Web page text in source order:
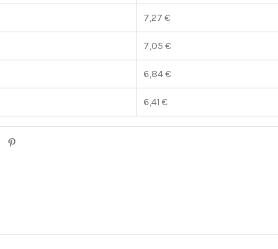
7,27 €
7,05 €
6,84 €
6,41 €